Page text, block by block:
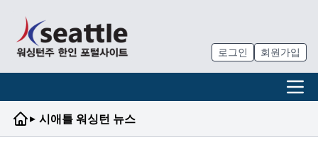
로그인 회원가입
▸ 시애틀 워싱턴 뉴스